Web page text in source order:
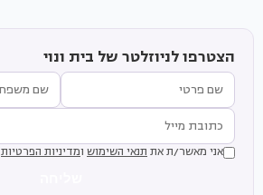
הצטרפו לניוזלטר של בית ונוי
אני מאשר/ת אתתנאי השימוש ומדיניות הפרטיות